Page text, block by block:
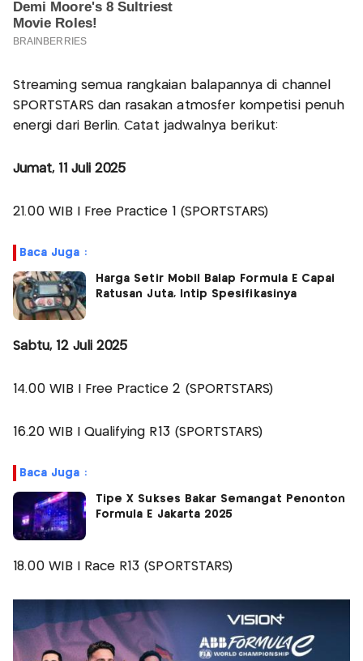
Streaming semua rangkaian balapannya di channel
SPORTSTARS dan rasakan atmosfer kompetisi penuh
energi dari Berlin. Catat jadwalnya berikut:
Jumat, 11 Juli 2025
21.00 WIB | Free Practice 1 (SPORTSTARS)
Baca Juga :
Harga Setir Mobil Balap Formula E Capai
Ratusan Juta, Intip Spesifikasinya
Sabtu, 12 Juli 2025
14.00 WIB | Free Practice 2 (SPORTSTARS)
16.20 WIB | Qualifying R13 (SPORTSTARS)
Baca Juga :
Tipe X Sukses Bakar Semangat Penonton
Formula E Jakarta 2025
18.00 WIB | Race R13 (SPORTSTARS)